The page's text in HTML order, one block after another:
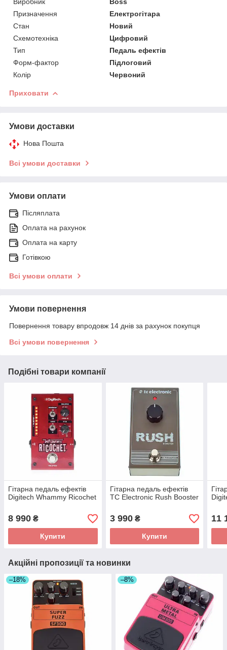
Призначення
Електрогітара
Стан
Новий
Схемотехніка
Цифровий
Тип
Педаль ефектів
Форм-фактор
Підлоговий
Колір
Червоний
Приховати
Умови доставки
Нова Пошта
Всі умови доставки
Умови оплати
Післяплата
Оплата на рахунок
Оплата на карту
Готівкою
Всі умови оплати
Умови повернення
Повернення товару впродовж 14 днів за рахунок покупця
Всі умови повернення
Подібні товари компанії
Гітарна педаль ефектів
Digitech Whammy Ricochet
8 990 ₴
Купити
Гітарна педаль ефектів
TC Electronic Rush Booster
3 990₴
Купити
11
Акційні пропозиції та новинки
–18% –8%